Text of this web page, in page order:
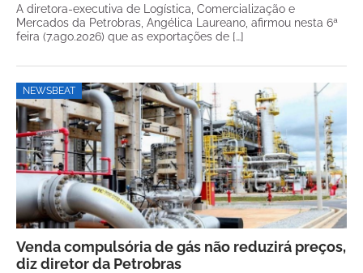
A diretora-executiva de Logística, Comercialização e
Mercados da Petrobras, Angélica Laureano, afirmou nesta 6ª
feira (7.ago.2026) que as exportações de […]
NEWSBEAT
Venda compulsória de gás não reduzirá preços,
diz diretor da Petrobras